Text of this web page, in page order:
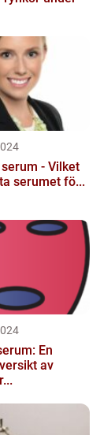
- Vilket
serumet fö...
En
av